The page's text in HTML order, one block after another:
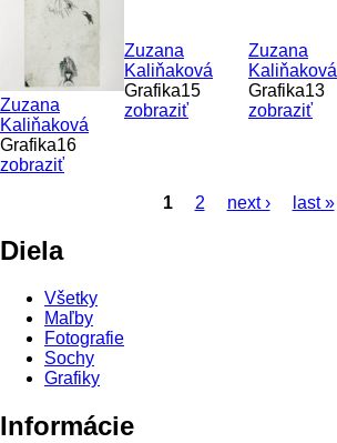
Zuzana
Kaliňaková
Grafika16
zobraziť
Zuzana
Kaliňaková
Grafika15
zobraziť
Zuzana
Kaliňaková
Grafika13
zobraziť
1 2 next › last »
Diela
Všetky
Maľby
Fotografie
Sochy
Grafiky
Informácie